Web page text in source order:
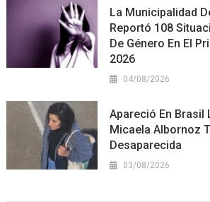
La Municipalidad
Reportó 108
De Género En El
2026
04/08/2026
Apareció En Brasil
Micaela Albornoz
Desaparecida
03/08/2026